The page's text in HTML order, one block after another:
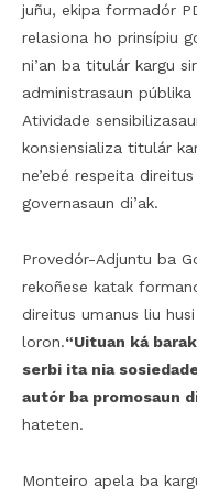
juñu, ekipa formadór
relasiona ho prinsípiu
ni’an ba titulár kargu
administrasaun públika
Atividade
konsiensializa titulár
ne’ebé respeita
governasaun di’ak.
Provedór-Adjuntu ba
rekoñese katak
direitus umanus liu
loron.“Uituan ká
serbi ita nia
autór ba promosaun
hateten.
Monteiro apela ba